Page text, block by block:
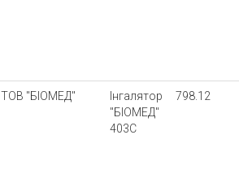
ТОВ "БІОМЕД"
Інгалятор
"БІОМЕД"
403С
798.12